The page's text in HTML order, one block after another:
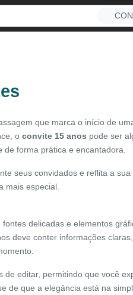
que marca o início de
oconvite 15 anos pode ser
forma prática e encantadora.
seus convidados e reflita a sua
mais especial.
delicadas e elementos
deve conter informações claras,
de editar, permitindo que você
de que a elegância está na